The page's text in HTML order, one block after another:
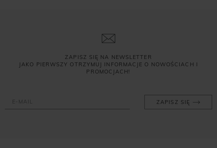
ZAPISZ SIĘ NA NEWSLETTER
JAKO PIERWSZY OTRZYMUJ INFORMACJE O NOWOŚCIACH I
PROMOCJACH!
ZAPISZ SIĘ